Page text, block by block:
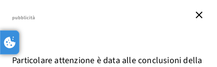
close
pubblicità
Particolare attenzione è data alle conclusioni della